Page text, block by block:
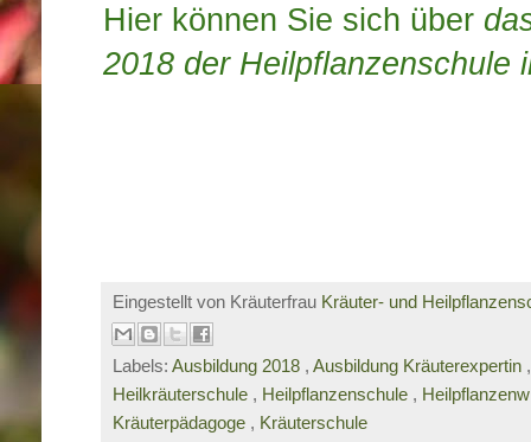
Hier können Sie sich über
2018 der Heilpflanzenschule
Eingestellt von Kräuterfrau Kräuter- und
Labels: Ausbildung 2018 , Ausbildung Kräuterexpertin
Heilkräuterschule , Heilpflanzenschule ,
Kräuterpädagoge , Kräuterschule